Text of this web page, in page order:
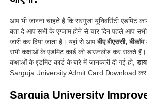
आप भी जानना चाहते हैं कि सरगुजा यूनिवर्सिटी एडमिट
बता दे आप सभी के एग्जाम होने से चार दिन पहले आप सभी
जारी कर दिया जाता है। यहां से आपबीए बीएससी,
सभी कक्षाओं के एडमिट कार्ड को डाउनलोड कर सकते
कक्षाओं के एडमिट कार्ड के बारे में जानकारी दी गई हो,
Sarguja University Admit Card Download
Sarguja University